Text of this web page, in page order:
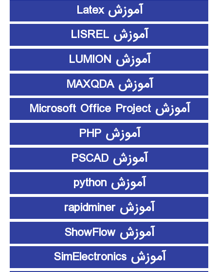
آموزش Latex
آموزش LISREL
آموزش LUMION
آموزش MAXQDA
آموزش Microsoft Office Project
آموزش PHP
آموزش PSCAD
آموزش python
آموزش rapidminer
آموزش ShowFlow
آموزش SimElectronics